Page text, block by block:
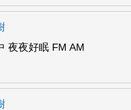
夜夜好眠 FM AM